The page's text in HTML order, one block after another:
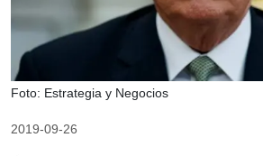
Foto: Estrategia y Negocios
2019-09-26